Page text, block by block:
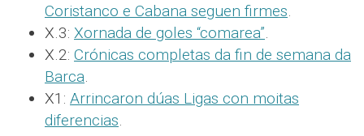
Coristanco e Cabana seguen firmes.
X.3: Xornada de goles “comarea”.
X.2: Crónicas completas da fin de semana da
Barca.
X1: Arrincaron dúas Ligas con moitas
diferencias.